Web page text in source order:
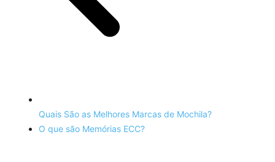
Quais São as Melhores Marcas de Mochila?
O que são Memórias ECC?